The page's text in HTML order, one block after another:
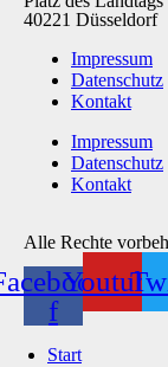
40221 Düsseldorf
Impressum
Datenschutz
Kontakt
Impressum
Datenschutz
Kontakt
Alle Rechte
f
Youtube
Start